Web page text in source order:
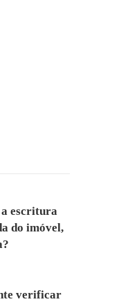
escritura
do imóvel,
verificar